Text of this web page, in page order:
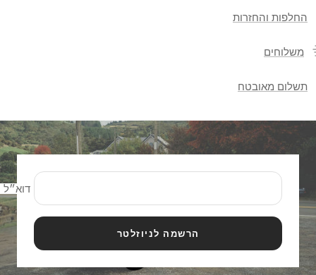
החלפות והחזרות
משלוחים
תשלום מאובטח
דוא״ל
הרשמה לניוזלטר